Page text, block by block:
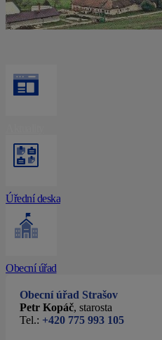
Úřední deska
Obecní úřad
Obecní úřad Strašov
Petr Kopáč, starosta
Tel.: +420 775 993 105